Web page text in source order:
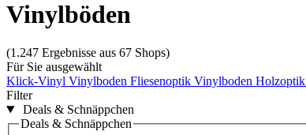
Vinylböden
(1.247 Ergebnisse aus 67 Shops)
Für Sie ausgewählt
Klick-Vinyl Vinylboden Fliesenoptik Vinylboden Holzoptik
Filter
Deals & Schnäppchen
Deals & Schnäppchen